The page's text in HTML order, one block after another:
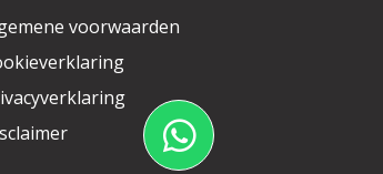
voorwaarden